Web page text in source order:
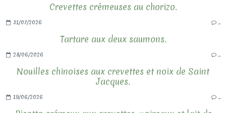
Crevettes crémeuses au chorizo.
31/07/2026
Tartare aux deux saumons.
28/06/2026
Nouilles chinoises aux crevettes et noix de Saint
Jacques.
19/06/2026